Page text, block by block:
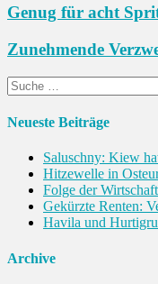
Genug für acht
Zunehmende
Suche
nach:
Neueste Beiträge
Saluschny: Kiew
Hitzewelle in
Folge der
Gekürzte Renten:
Havila und
Archive